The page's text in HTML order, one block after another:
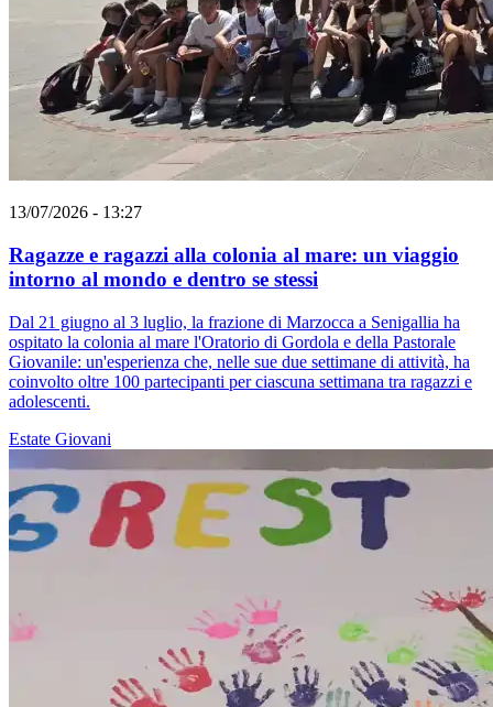
13/07/2026 - 13:27
Ragazze e ragazzi alla colonia al mare: un viaggio
intorno al mondo e dentro se stessi
Dal 21 giugno al 3 luglio, la frazione di Marzocca a Senigallia ha
ospitato la colonia al mare l'Oratorio di Gordola e della Pastorale
Giovanile: un'esperienza che, nelle sue due settimane di attività, ha
coinvolto oltre 100 partecipanti per ciascuna settimana tra ragazzi e
adolescenti.
Estate Giovani